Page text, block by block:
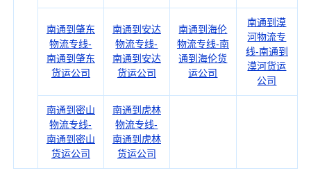
南通到肇东
物流专线-
南通到肇东
货运公司
南通到安达
物流专线-
南通到安达
货运公司
南通到海伦
物流专线-南
通到海伦货
运公司
南通到漠
河物流专
线-南通到
漠河货运
公司
南通到密山
物流专线-
南通到密山
货运公司
南通到虎林
物流专线-
南通到虎林
货运公司